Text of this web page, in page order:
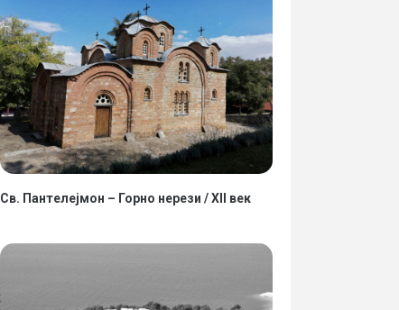
Св. Пантелејмон – Горно нерези / XII век